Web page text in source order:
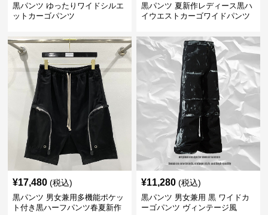
黒パンツ ゆったりワイドシルエ
ットカーゴパンツ
黒パンツ 夏新作レディース黒ハ
イウエストカーゴワイドパンツ
¥17,480 (税込)
黒パンツ 男女兼用多機能ポケッ
ト付き黒ハーフパンツ春夏新作
¥11,280 (税込)
黒パンツ 男女兼用 黒 ワイドカ
ーゴパンツ ヴィンテージ風